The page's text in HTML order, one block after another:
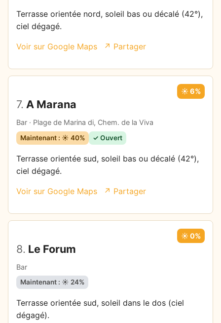
Terrasse orientée nord, soleil bas ou décalé (42°),
ciel dégagé.
Voir sur Google Maps ↗ Partager
7. A Marana
Bar · Plage de Marina di, Chem. de la Viva
☀️ 6%
Maintenant : ☀️ 40% ✓ Ouvert
Terrasse orientée sud, soleil bas ou décalé (42°),
ciel dégagé.
Voir sur Google Maps ↗ Partager
8. Le Forum
Bar
☀️ 0%
Maintenant : ☀️ 24%
Terrasse orientée sud, soleil dans le dos (ciel
dégagé).